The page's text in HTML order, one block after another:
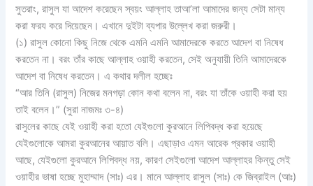
সুতরাং, রাসুল যা আদেশ করেছেন স্বয়ং আল্লাহ তাআ’লা আমাদের জন্য সেটা মান্য
করা ফরয করে দিয়েছেন। এখানে দুইটা ব্যপার উল্লেখ করা জরুরী।
(১) রাসুল কোনো কিছু নিজে থেকে এমনি এমনি আমাদেরকে করতে আদেশ বা নিষেধ
করতেন না। বরং তাঁর কাছে আল্লাহ ওয়াহী করতেন, সেই অনুযায়ী তিনি আমাদেরকে
আদেশ বা নিষেধ করতেন। এ কথার দলীল হচ্ছেঃ
“আর তিনি (রাসুল) নিজের মনগড়া কোন কথা বলেন না, বরং যা তাঁকে ওয়াহী করা হয়
তাই বলেন।” (সুরা নাজমঃ ৩-৪)
রাসুলের কাছে যেই ওয়াহী করা হতো যেইগুলো কুরআনে লিপিবদ্ধ করা হয়েছে
যেইগুলোকে আমরা কুরআনের আয়াত বলি। এছাড়াও এমন আরেক প্রকার ওয়াহী
আছে, যেইগুলো কুরআনে লিপিবদ্ধ নয়, কারণ সেইগুলো আদেশ আল্লাহর কিন্তু সেই
ওয়াহীর ভাষা হচ্ছে মুহাম্মাদ (সাঃ) এর। মানে আল্লাহ রাসুল (সাঃ) কে জিব্রাইল (আঃ)